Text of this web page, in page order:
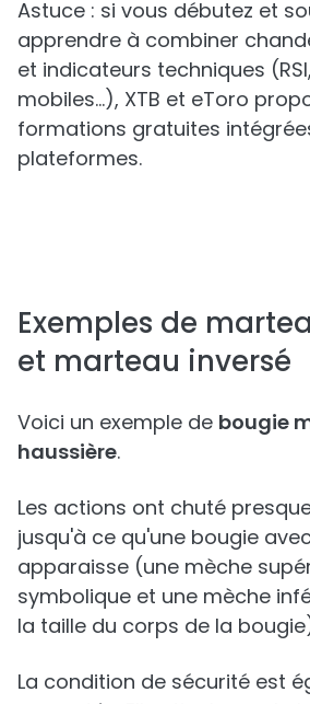
Astuce : si vous débutez et
apprendre à combiner
et indicateurs techniques
mobiles…), XTB et eToro
formations gratuites
Exemples de
Voici un exemple de
Les actions ont chuté
jusqu'à ce qu'une bougie
apparaisse (une mèche
symbolique et une mèche